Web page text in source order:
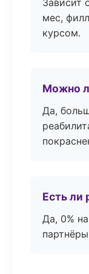
Зависит
мес,
курсом.
Можно
Да,
Есть ли
Да, 0%